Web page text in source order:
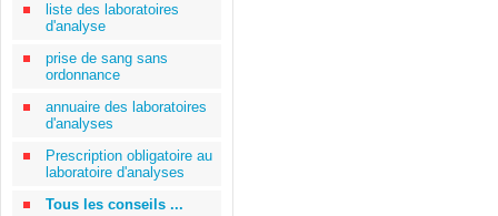
liste des laboratoires
d'analyse
prise de sang sans
ordonnance
annuaire des laboratoires
d'analyses
Prescription obligatoire au
laboratoire d'analyses
Tous les conseils ...